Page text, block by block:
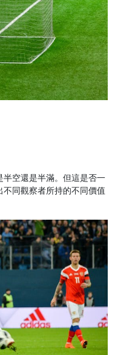
空還是半滿。但這是否一
同觀察者所持的不同價值